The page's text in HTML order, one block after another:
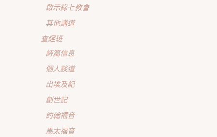
啟示錄七教會
其他講道
查經班
詩篇信息
個人談道
出埃及記
創世記
約翰福音
馬太福音